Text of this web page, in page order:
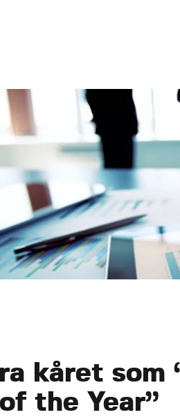
kåret som
the Year”